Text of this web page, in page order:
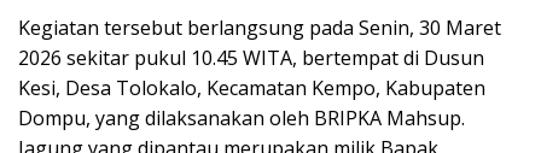
Kegiatan tersebut berlangsung pada Senin, 30 Maret
2026 sekitar pukul 10.45 WITA, bertempat di Dusun
Kesi, Desa Tolokalo, Kecamatan Kempo, Kabupaten
Dompu, yang dilaksanakan oleh BRIPKA Mahsup.